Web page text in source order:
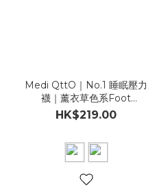
Medi QttO｜No.1 睡眠壓力
襪｜薰衣草色系Foot
Care（共2款）
HK$219.00